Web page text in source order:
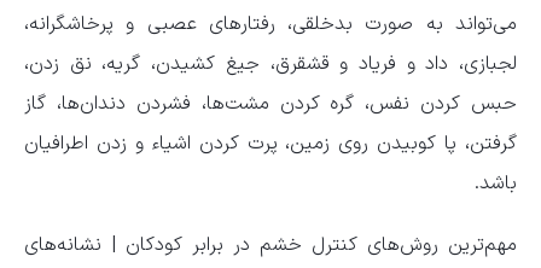
می‌تواند به صورت بدخلقی، رفتار‌های عصبی و پرخاشگرانه،
لجبازی، داد و فریاد و قشقرق، جیغ کشیدن، گریه، نق زدن،
حبس کردن نفس، گره کردن مشت‌ها، فشردن دندان‌ها، گاز
گرفتن، پا کوبیدن روی زمین، پرت کردن اشیاء و زدن اطرافیان
باشد.
مهم‌ترین روش‌های کنترل خشم در برابر کودکان | نشانه‌های